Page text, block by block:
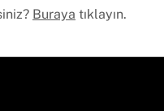
Buraya tıklayın.